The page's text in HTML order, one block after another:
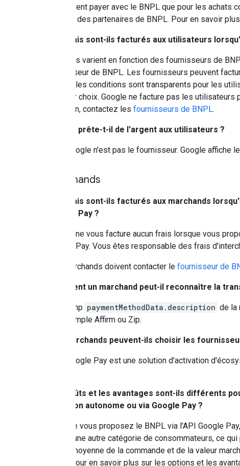
ne peuvent payer avec le BNPL que pour les
dépend des partenaires de BNPL. Pour en savoir
Des frais sont-ils facturés aux utilisateurs
Les frais varient en fonction des fournisseurs de
fournisseur de BNPL. Les fournisseurs peuvent
frais et les conditions sont transparents pour les
meilleur choix. Google ne facture pas les
question, contactez les fournisseurs de BNPL.
Google prête-t-il de l'argent aux utilisateurs ?
Non. Google n'est pas le fournisseur. Google
Marchands
Des frais sont-ils facturés aux marchands
Google Pay ?
Google ne vous facture aucun frais lorsque vous
Google Pay. Vous êtes responsable des frais
Les marchands doivent contacter le fournisseur de
Comment un marchand peut-il reconnaître la
Le champ paymentMethodData.description de la
par exemple Affirm ou Zip.
Les marchands peuvent-ils choisir les
Non. Google Pay est une solution d'activation
Les coûts et les avantages sont-ils différents
qu'option autonome ou via Google Pay ?
Lorsque vous proposez le BNPL via l'API Google
attirez une autre catégorie de consommateurs, ce
valeur moyenne de la commande et de la valeur
BNPL pour en savoir plus sur les options et les